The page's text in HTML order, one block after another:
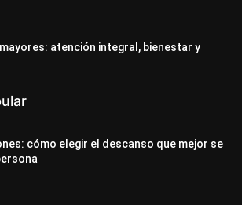
atención integral, bienestar y
cómo elegir el descanso que mejor se